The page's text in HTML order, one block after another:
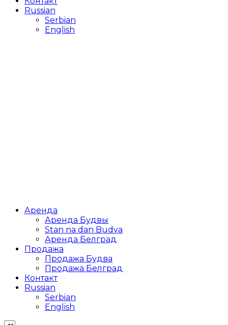
Russian
Serbian
English
Аренда
Аренда Будвы
Stan na dan Budva
Аренда Белград
Продажа
Продажа Будва
Продажа Белград
Контакт
Russian
Serbian
English